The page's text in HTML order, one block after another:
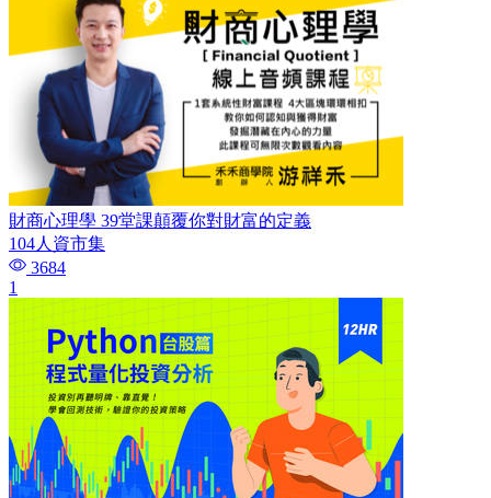
財商心理學 39堂課顛覆你對財富的定義
104人資市集
3684
1